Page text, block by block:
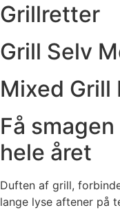
Grillretter
Grill Selv
Mixed Grill
Få
hele året
Duften af grill,
lange lyse aftener på